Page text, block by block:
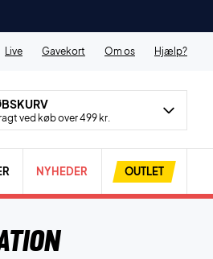
Live Gavekort Om os Hjælp?
ved køb over 499 kr.
NYHEDER OUTLET